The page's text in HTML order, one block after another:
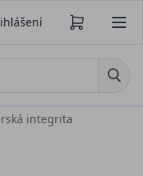
integrita